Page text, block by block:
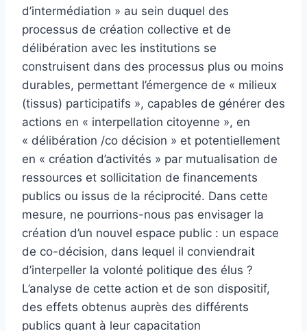
d’intermédiation » au sein duquel des
processus de création collective et de
délibération avec les institutions se
construisent dans des processus plus ou moins
durables, permettant l’émergence de « milieux
(tissus) participatifs », capables de générer des
actions en « interpellation citoyenne », en
« délibération /co décision » et potentiellement
en « création d’activités » par mutualisation de
ressources et sollicitation de financements
publics ou issus de la réciprocité. Dans cette
mesure, ne pourrions-nous pas envisager la
création d’un nouvel espace public : un espace
de co-décision, dans lequel il conviendrait
d’interpeller la volonté politique des élus ?
L’analyse de cette action et de son dispositif,
des effets obtenus auprès des différents
publics quant à leur capacitation